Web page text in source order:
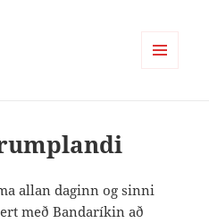
allan daginn og sinni
með Bandaríkin að